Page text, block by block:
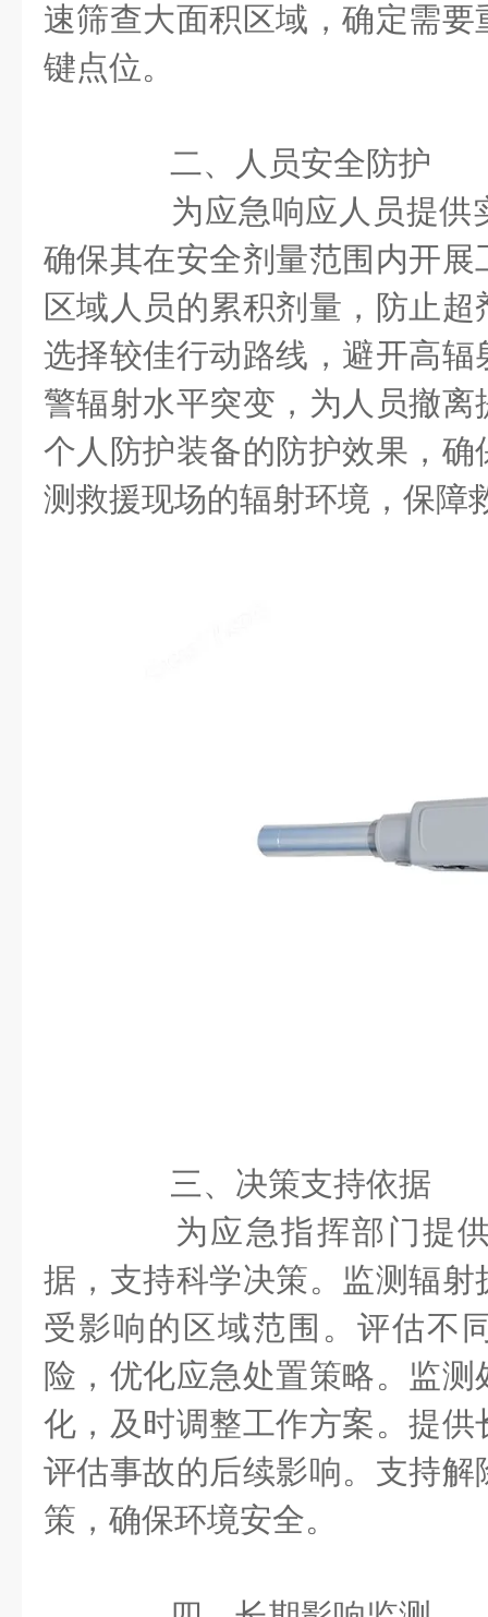
速筛查大面积区域，确定需
键点位。
二、人员安全防护
为应急响应人员提供
确保其在安全剂量范围内开
区域人员的累积剂量，防止
选择较佳行动路线，避开高
警辐射水平突变，为人员撤
个人防护装备的防护效果，
测救援现场的辐射环境，保障
三、决策支持依据
为应急指挥部门提供
据，支持科学决策。监测辐
受影响的区域范围。评估不
险，优化应急处置策略。监
化，及时调整工作方案。提
评估事故的后续影响。支持
策，确保环境安全。